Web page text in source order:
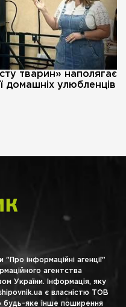
тварин» наполягає
домашніх улюбленців
інформаційні агенції"
агентства
України. Інформація, яку
є власністю ТОВ
будь-яке інше поширення